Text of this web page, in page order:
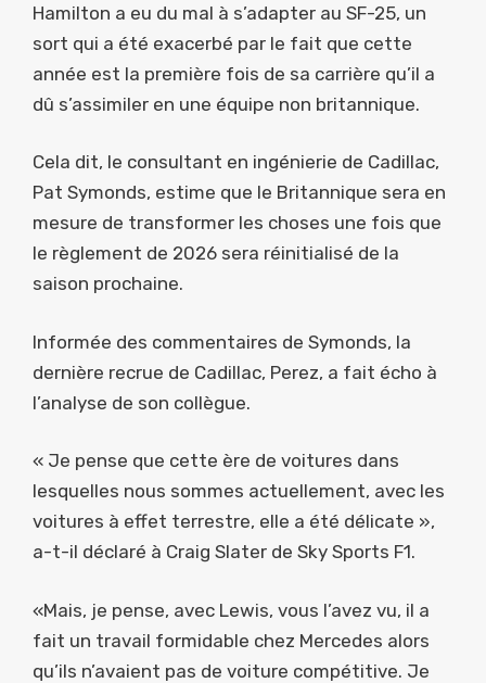
Hamilton a eu du mal à s’adapter au SF-25, un
sort qui a été exacerbé par le fait que cette
année est la première fois de sa carrière qu’il a
dû s’assimiler en une équipe non britannique.
Cela dit, le consultant en ingénierie de Cadillac,
Pat Symonds, estime que le Britannique sera en
mesure de transformer les choses une fois que
le règlement de 2026 sera réinitialisé de la
saison prochaine.
Informée des commentaires de Symonds, la
dernière recrue de Cadillac, Perez, a fait écho à
l’analyse de son collègue.
« Je pense que cette ère de voitures dans
lesquelles nous sommes actuellement, avec les
voitures à effet terrestre, elle a été délicate »,
a-t-il déclaré à Craig Slater de Sky Sports F1.
«Mais, je pense, avec Lewis, vous l’avez vu, il a
fait un travail formidable chez Mercedes alors
qu’ils n’avaient pas de voiture compétitive. Je